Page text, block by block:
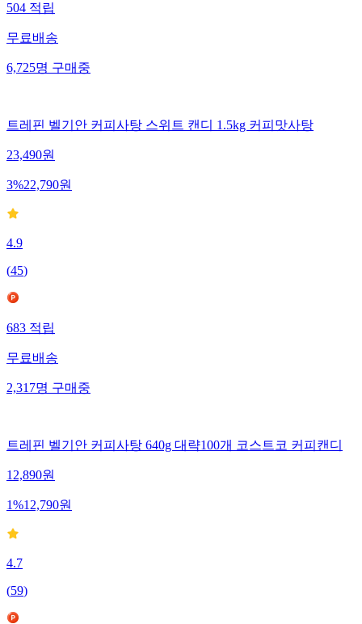
504적립
무료배송
6,725명구매중
트레핀 벨기안 커피사탕 스위트 캔디 1.5kg 커피맛사탕
23,490원
3%22,790원
4.9
(45)
683적립
무료배송
2,317명구매중
트레핀 벨기안 커피사탕 640g 대략100개 코스트코 커피캔디
12,890원
1%12,790원
4.7
(59)